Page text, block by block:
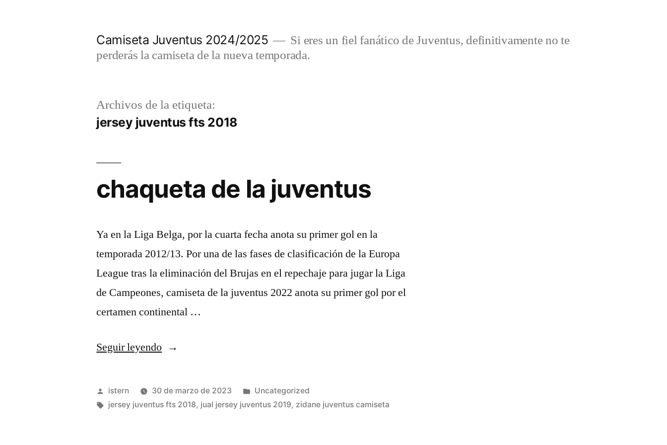
Camiseta Juventus 2024/2025
Si eres un fiel fanático de Juventus, definitivamente no te
perderás la camiseta de la nueva temporada.
Archivos de la etiqueta:
jersey juventus fts 2018
chaqueta de la juventus
Ya en la Liga Belga, por la cuarta fecha anota su primer gol en la
temporada 2012/13. Por una de las fases de clasificación de la Europa
League tras la eliminación del Brujas en el repechaje para jugar la Liga
de Campeones, camiseta de la juventus 2022 anota su primer gol por el
certamen continental …
Seguir leyendo«chaqueta
la
juventus»
Publicado
por
istern 30 de marzo de 2023
Publicado
en
Uncategorized
Etiquetas:
jersey juventus fts 2018, jual jersey juventus 2019, zidane juventus camiseta